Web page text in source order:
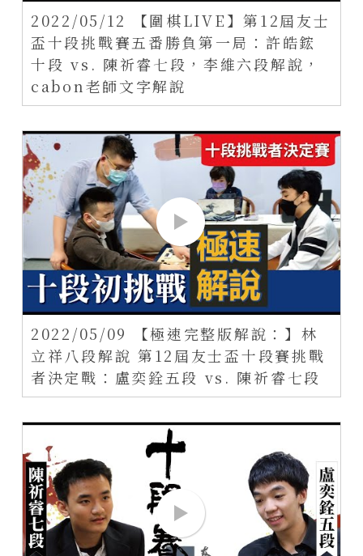
2022/05/12 【圍棋LIVE】第12屆友士
盃十段挑戰賽五番勝負第一局：許皓鋐
十段 vs. 陳祈睿七段，李維六段解說，
cabon老師文字解說
2022/05/09 【極速完整版解說：】林
立祥八段解說 第12屆友士盃十段賽挑戰
者決定戰：盧奕銓五段 vs. 陳祈睿七段